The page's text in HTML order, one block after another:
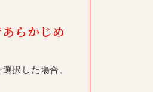
らかじめ
択した場合、